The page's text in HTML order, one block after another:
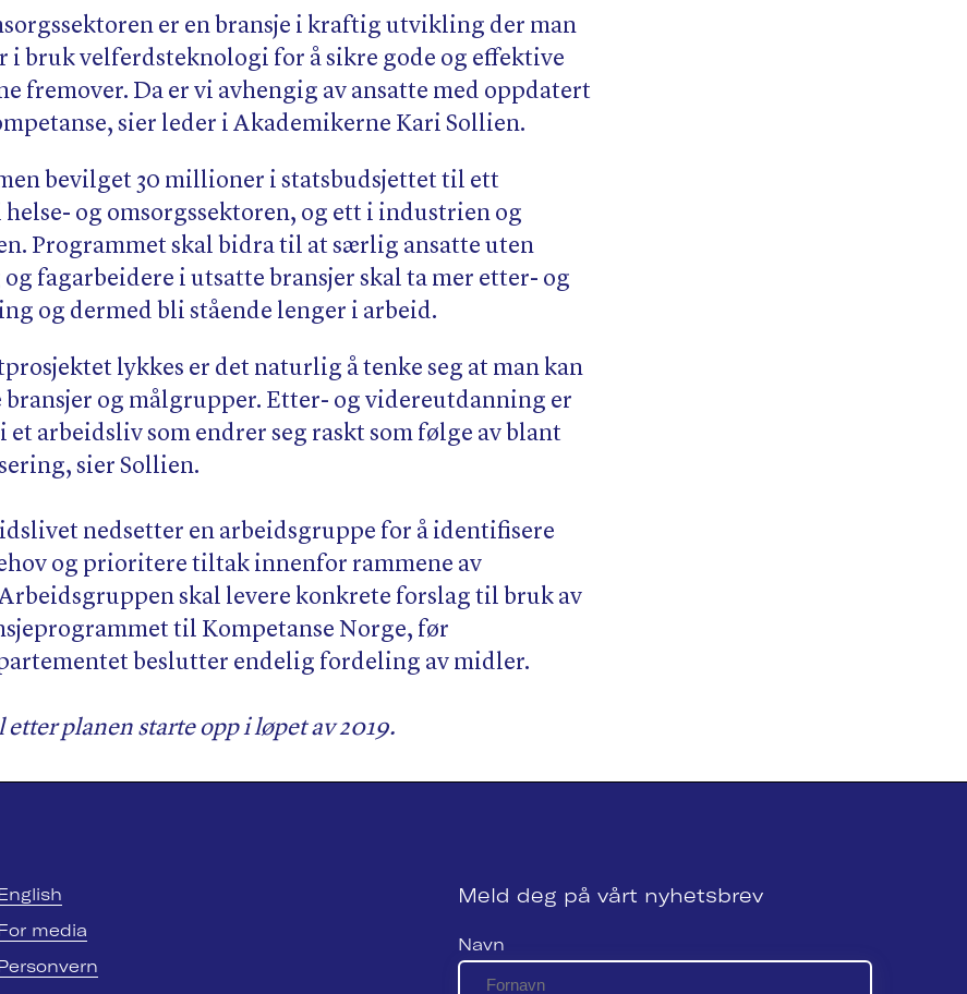
er en bransje i kraftig utvikling der man
i bruk velferdsteknologi for å sikre gode og effektive
fremover. Da er vi avhengig av ansatte med oppdatert
sier leder i Akademikerne Kari Sollien.
bevilget 30 millioner i statsbudsjettet til ett
og omsorgssektoren, og ett i industrien og
Programmet skal bidra til at særlig ansatte uten
fagarbeidere i utsatte bransjer skal ta mer etter- og
og dermed bli stående lenger i arbeid.
lykkes er det naturlig å tenke seg at man kan
og målgrupper. Etter- og videreutdanning er
arbeidsliv som endrer seg raskt som følge av blant
sier Sollien.
nedsetter en arbeidsgruppe for å identifisere
og prioritere tiltak innenfor rammene av
skal levere konkrete forslag til bruk av
til Kompetanse Norge, før
beslutter endelig fordeling av midler.
etter planen starte opp i løpet av 2019.
media
Meld deg på vårt nyhetsbrev
Navn